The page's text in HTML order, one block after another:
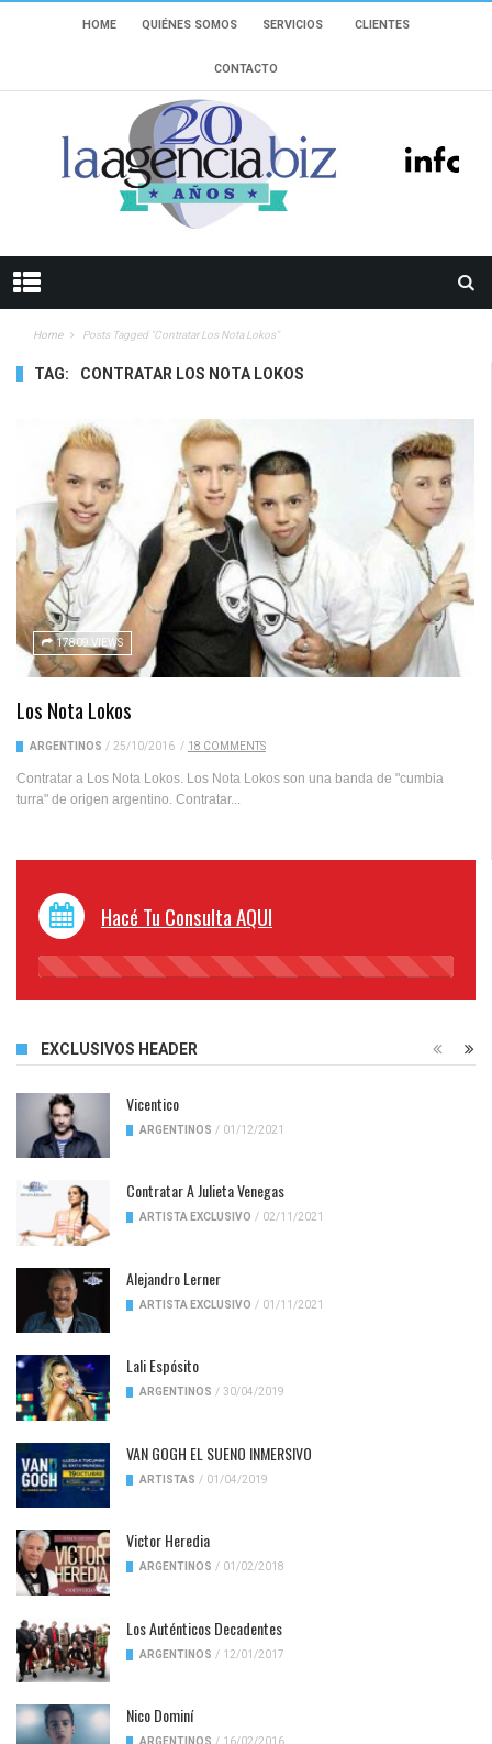
HOME QUIÉNES SOMOS SERVICIOS CLIENTES
CONTACTO
Home Posts Tagged "Contratar Los Nota Lokos"
TAG: CONTRATAR LOS NOTA LOKOS
17809 VIEWS
Los Nota Lokos
ARGENTINOS / 25/10/2016 / 18 COMMENTS
Contratar a Los Nota Lokos. Los Nota Lokos son una banda de "cumbia
turra" de origen argentino. Contratar...
Hacé Tu Consulta AQUI
45%
EXCLUSIVOS HEADER
Vicentico
ARGENTINOS / 01/12/2021
Contratar A Julieta Venegas
ARTISTA EXCLUSIVO / 02/11/2021
Alejandro Lerner
ARTISTA EXCLUSIVO / 01/11/2021
Lali Espósito
ARGENTINOS / 30/04/2019
VAN GOGH EL SUENO INMERSIVO
ARTISTAS / 01/04/2019
Victor Heredia
ARGENTINOS / 01/02/2018
Los Auténticos Decadentes
ARGENTINOS / 12/01/2017
Nico Dominí
ARGENTINOS / 16/02/2016